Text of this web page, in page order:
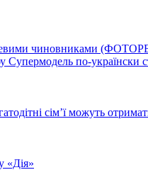
чиновниками
Супермодель по-українски
сім’ї можуть
«Дія»